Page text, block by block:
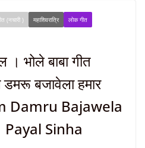
(नचारी ) महाशिवरात्रि
लोक गीत
। भोले बाबा गीत
डमरू बजावेला हमार
Damru Bajawela
Sinha